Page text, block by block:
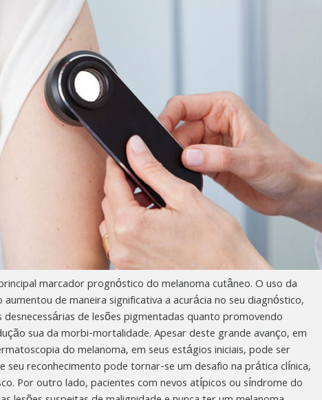
marcador prognóstico do melanoma cutâneo. O uso da
de maneira significativa a acurácia no seu diagnóstico,
de lesões pigmentadas quanto promovendo
sua da morbi-mortalidade. Apesar deste grande avanço, em
do melanoma, em seus estágios iniciais, pode ser
seu reconhecimento pode tornar-se um desafio na prática clínica,
Por outro lado, pacientes com nevos atípicos ou síndrome do